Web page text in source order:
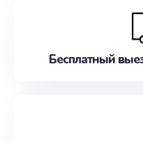
Бесплатный